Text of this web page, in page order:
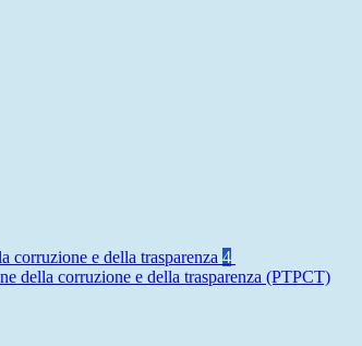
corruzione e della trasparenza 4
della corruzione e della trasparenza (PTPCT)